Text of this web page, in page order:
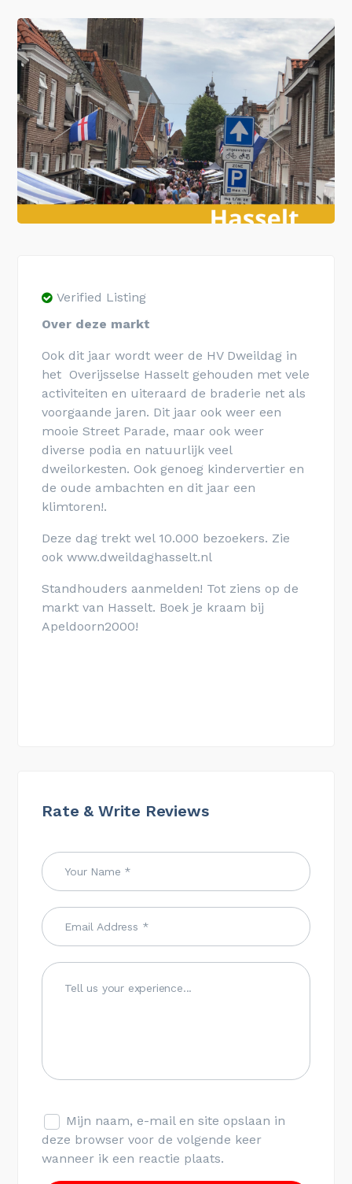
Verified Listing
Over deze markt
Ook dit jaar wordt weer de HV Dweildag in
het Overijsselse Hasselt gehouden met vele
activiteiten en uiteraard de braderie net als
voorgaande jaren. Dit jaar ook weer een
mooie Street Parade, maar ook weer
diverse podia en natuurlijk veel
dweilorkesten. Ook genoeg kindervertier en
de oude ambachten en dit jaar een
klimtoren!.
Deze dag trekt wel 10.000 bezoekers. Zie
ook www.dweildaghasselt.nl
Standhouders aanmelden! Tot ziens op de
markt van Hasselt. Boek je kraam bij
Apeldoorn2000!
Rate & Write Reviews
Mijn naam, e-mail en site opslaan in
deze browser voor de volgende keer
wanneer ik een reactie plaats.